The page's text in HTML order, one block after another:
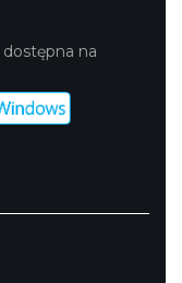
dostępna na